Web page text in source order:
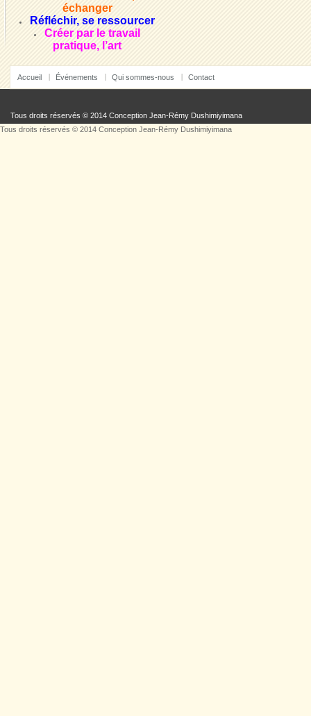
échanger
Réfléchir, se ressourcer
Créer par le travail
pratique, l’art
Accueil Événements Qui sommes-nous Contact
Tous droits réservés © 2014 Conception Jean-Rémy Dushimiyimana
Tous droits réservés © 2014 Conception Jean-Rémy Dushimiyimana